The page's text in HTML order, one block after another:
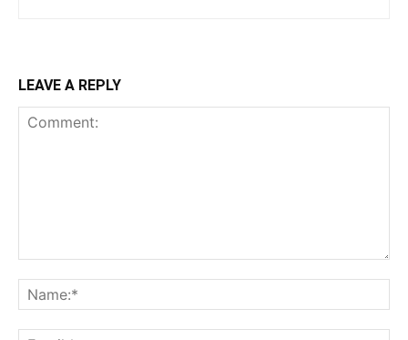
LEAVE A REPLY